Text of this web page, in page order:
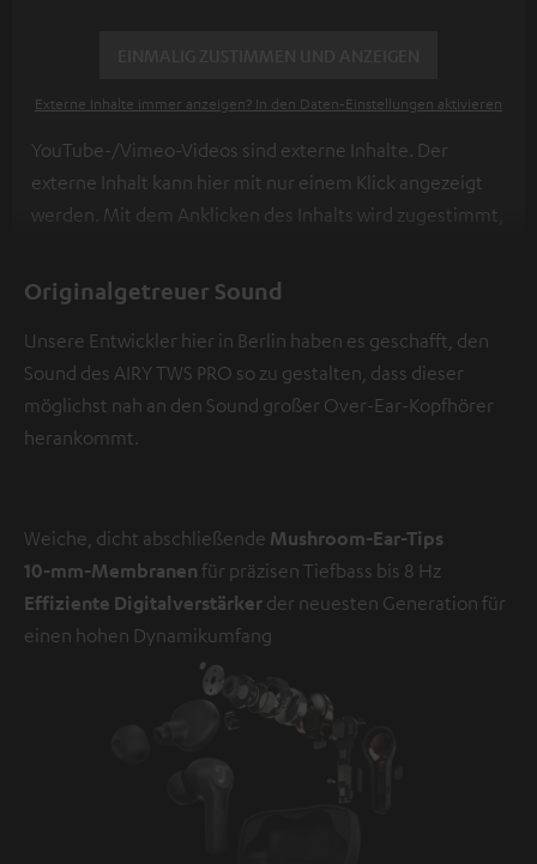
Externe Inhalte immer anzeigen? In den Daten‑Einstellungen aktivieren
YouTube-/Vimeo-Videos sind externe Inhalte. Der
externe Inhalt kann hier mit nur einem Klick angezeigt
werden. Mit dem Anklicken des Inhalts wird zugestimmt,
personenbezogene Daten an Drittplattformen
übermittelt werden.
Datenschutzerklärung unter I zu finden.
Originalgetreuer Sound
Unsere Entwickler hier in Berlin haben es geschafft, den
Sound des AIRY TWS PRO so zu gestalten, dass dieser
möglichst nah an den Sound großer Over-Ear-Kopfhörer
herankommt.
Weiche, dicht abschließende Mushroom-Ear-Tips
10-mm-Membranen für präzisen Tiefbass bis 8 Hz
Effiziente Digitalverstärker der neuesten Generation für
einen hohen Dynamikumfang